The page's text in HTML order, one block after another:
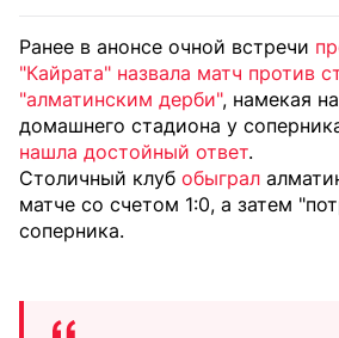
Ранее в анонсе очной встречи
"Кайрата" назвала матч против
"алматинским дерби", намекая
домашнего стадиона у
нашла достойный ответ.
Столичный клуб обыграл
матче со счетом 1:0, а затем
соперника.